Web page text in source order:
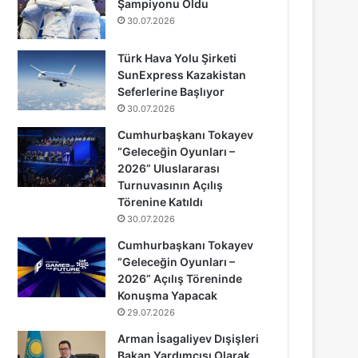
Şampiyonu Oldu
30.07.2026
Türk Hava Yolu Şirketi
SunExpress Kazakistan
Seferlerine Başlıyor
30.07.2026
Cumhurbaşkanı Tokayev
“Geleceğin Oyunları –
2026” Uluslararası
Turnuvasının Açılış
Törenine Katıldı
30.07.2026
Cumhurbaşkanı Tokayev
“Geleceğin Oyunları –
2026” Açılış Töreninde
Konuşma Yapacak
29.07.2026
Arman İsagaliyev Dışişleri
Bakan Yardımcısı Olarak